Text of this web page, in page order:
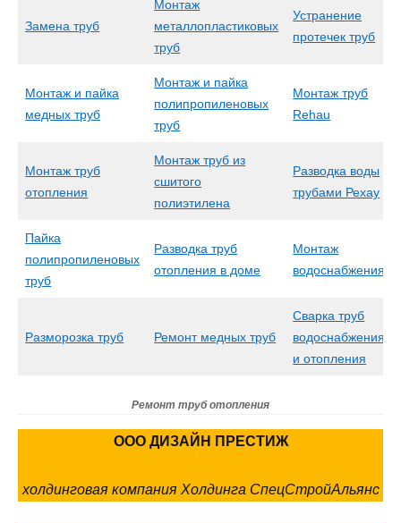
Замена труб
Монтаж
металлопластиковых
труб
Устранение
протечек труб
Монтаж и пайка
медных труб
Монтаж и пайка
полипропиленовых
труб
Монтаж труб
Rehau
Монтаж труб
отопления
Монтаж труб из
сшитого
полиэтилена
Разводка воды
трубами Рехау
Пайка
полипропиленовых
труб
Разводка труб
отопления в доме
Монтаж
водоснабжения
Разморозка труб Ремонт медных труб
Сварка труб
водоснабжения
и отопления
Ремонт труб отопления
ООО ДИЗАЙН ПРЕСТИЖ
холдинговая компания Холдинга СпецСтройАльянс